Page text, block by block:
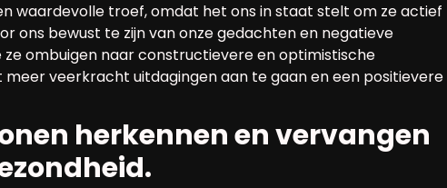
waardevolle troef, omdat het ons in staat stelt om ze actief
ons bewust te zijn van onze gedachten en negatieve
ombuigen naar constructievere en optimistische
veerkracht uitdagingen aan te gaan en een positievere
herkennen en vervangen